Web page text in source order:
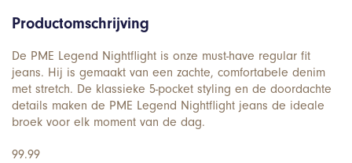
Productomschrijving
De PME Legend Nightflight is onze must-have regular fit
jeans. Hij is gemaakt van een zachte, comfortabele denim
met stretch. De klassieke 5-pocket styling en de doordachte
details maken de PME Legend Nightflight jeans de ideale
broek voor elk moment van de dag.
99.99